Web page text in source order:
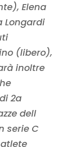
Elena
Longardi
(libero),
inoltre
2a
dell
serie C